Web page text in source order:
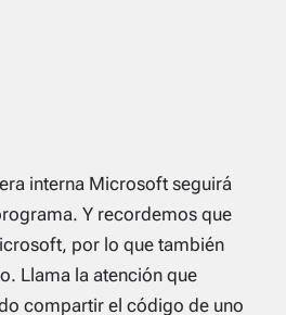
interna Microsoft seguirá
Y recordemos que
por lo que también
Llama la atención que
compartir el código de uno